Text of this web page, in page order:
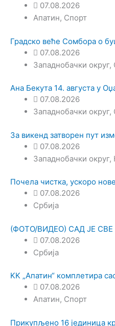
07.08.2026
Апатин, Спорт
Градско веће Сомбора о
07.08.2026
Западнобачки округ,
Ана Бекута 14. августа у
07.08.2026
Западнобачки округ,
За викенд затворен пут
07.08.2026
Западнобачки округ,
Почела чистка, ускоро
07.08.2026
Србија
(ФОТО/ВИДЕО) САД ЈЕ СВЕ
07.08.2026
Србија
KK „Апатин“ комплетира
07.08.2026
Апатин, Спорт
Прикупљено 16 јединица